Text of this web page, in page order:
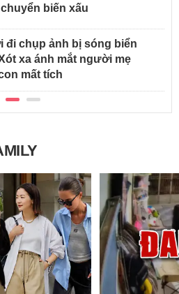
biến xấu
đi chụp ảnh bị sóng biển
xa ánh mắt người mẹ
mất tích